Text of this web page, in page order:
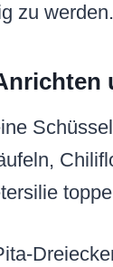
zu werden.